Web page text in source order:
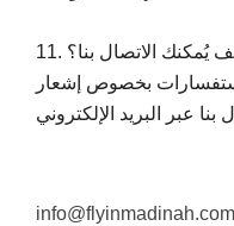
كيف يُمكنك الاتصال بنا؟
استفسارات بخصوص إشعار
عبر البريد الإلكتروني
info@flyinmadinah.com